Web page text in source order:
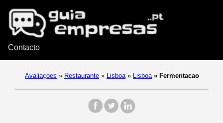
Contacto
Avaliaçoes » Restaurante » Lisboa » Lisboa » Fermentacao